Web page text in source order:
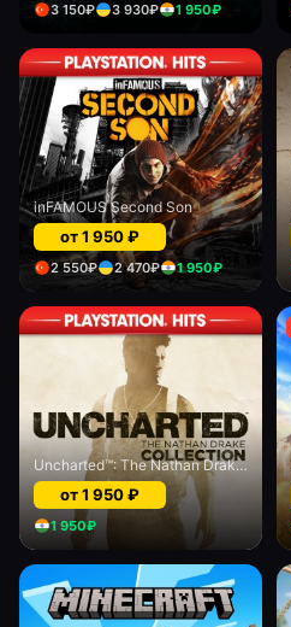
3 150₽ 3 930₽ 1 950₽
inFAMOUS Second Son
от1 950₽
2 550₽ 2 470₽ 1 950₽
Uncharted™: The Nathan Drake Collection
от1 950₽
1 950₽